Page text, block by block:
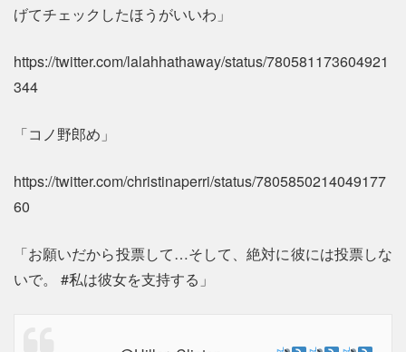
げてチェックしたほうがいいわ」
https://twitter.com/lalahhathaway/status/780581173604921
344
「コノ野郎め」
https://twitter.com/christinaperri/status/7805850214049177
60
「お願いだから投票して…そして、絶対に彼には投票しな
いで。 #私は彼女を支持する」